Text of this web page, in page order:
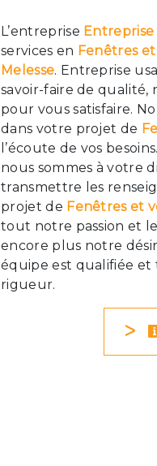
L’entreprise
services en Fenêtres
Melesse. Entreprise
savoir-faire de
pour vous satisfaire.
dans votre projet de
l’écoute de vos
nous sommes à votre
transmettre les
projet de Fenêtres et
tout notre passion et
encore plus notre
équipe est qualifiée
rigueur.